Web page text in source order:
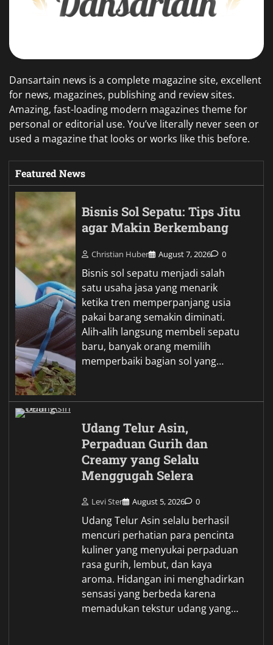
Dansartain news is a complete magazine site, excellent
for news, magazines, publishing and review sites.
Amazing, fast-loading modern magazines theme for
personal or editorial use. You’ve literally never seen or
used a magazine that looks or works like this before.
Featured News
Bisnis Sol Sepatu: Tips Jitu
agar Makin Berkembang
Christian Huber August 7, 2026 0
Bisnis sol sepatu menjadi salah
satu usaha jasa yang menarik
ketika tren memperpanjang usia
pakai barang semakin diminati.
Alih-alih langsung membeli sepatu
baru, banyak orang memilih
memperbaiki bagian sol yang…
Udang Telur Asin,
Perpaduan Gurih dan
Creamy yang Selalu
Menggugah Selera
Levi Ster August 5, 2026 0
Udang Telur Asin selalu berhasil
mencuri perhatian para pencinta
kuliner yang menyukai perpaduan
rasa gurih, lembut, dan kaya
aroma. Hidangan ini menghadirkan
sensasi yang berbeda karena
memadukan tekstur udang yang…